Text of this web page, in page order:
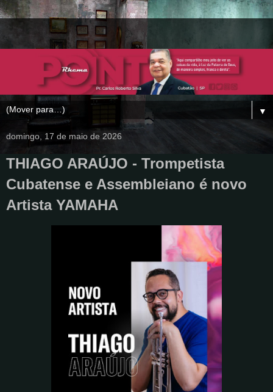
▼
domingo, 17 de maio de 2026
THIAGO ARAÚJO - Trompetista
Cubatense e Assembleiano é novo
Artista YAMAHA